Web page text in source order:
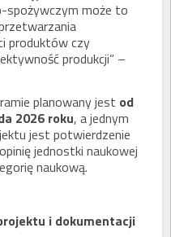
spożywczym może to
produktów czy
produkcji” –
planowany jest od
2026 roku, a jednym
jest potwierdzenie
jednostki naukowej
naukową.
i dokumentacji